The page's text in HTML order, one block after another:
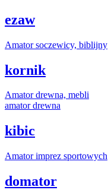
ezaw
Amatorsoczewicy, biblijny
kornik
Amatordrewna, mebli
amatordrewna
kibic
Amatorimprez sportowych
domator